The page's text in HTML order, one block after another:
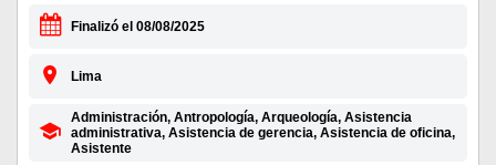
Finalizó el 08/08/2025
Lima
Administración, Antropología, Arqueología, Asistencia
administrativa, Asistencia de gerencia, Asistencia de oficina,
Asistente